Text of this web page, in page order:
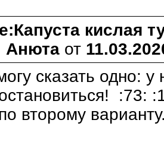
кислая
Анюта от
сказать одно:
:73:
второму